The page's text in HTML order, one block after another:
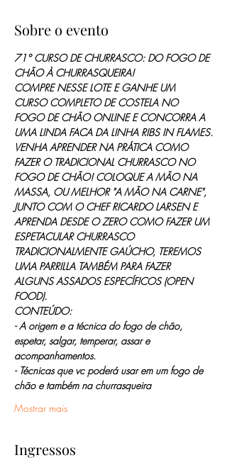
Sobre o evento
71° CURSO DE CHURRASCO: DO FOGO DE
CHÃO À CHURRASQUEIRA!
COMPRE NESSE LOTE E GANHE UM
CURSO COMPLETO DE COSTELA NO
FOGO DE CHÃO ONLINE E CONCORRA A
UMA LINDA FACA DA LINHA RIBS IN FLAMES.
VENHA APRENDER NA PRÁTICA COMO
FAZER O TRADICIONAL CHURRASCO NO
FOGO DE CHÃO! COLOQUE A MÃO NA
MASSA, OU MELHOR "A MÃO NA CARNE",
JUNTO COM O CHEF RICARDO LARSEN E
APRENDA DESDE O ZERO COMO FAZER UM
ESPETACULAR CHURRASCO
TRADICIONALMENTE GAÚCHO, TEREMOS
UMA PARRILLA TAMBÉM PARA FAZER
ALGUNS ASSADOS ESPECÍFICOS (OPEN
FOOD).
CONTEÚDO:
- A origem e a técnica do fogo de chão,
espetar, salgar, temperar, assar e
acompanhamentos.
- Técnicas que vc poderá usar em um fogo de
chão e também na churrasqueira
Mostrar mais
Ingressos